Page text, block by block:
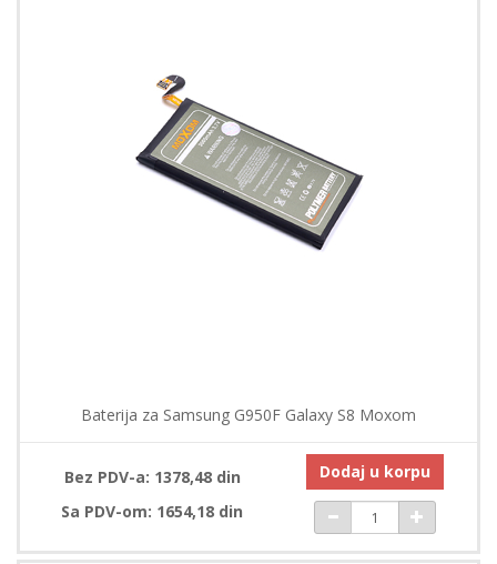
Baterija za Samsung G950F Galaxy S8 Moxom
Bez PDV-a: 1378,48 din
Sa PDV-om: 1654,18 din
Dodaj u korpu